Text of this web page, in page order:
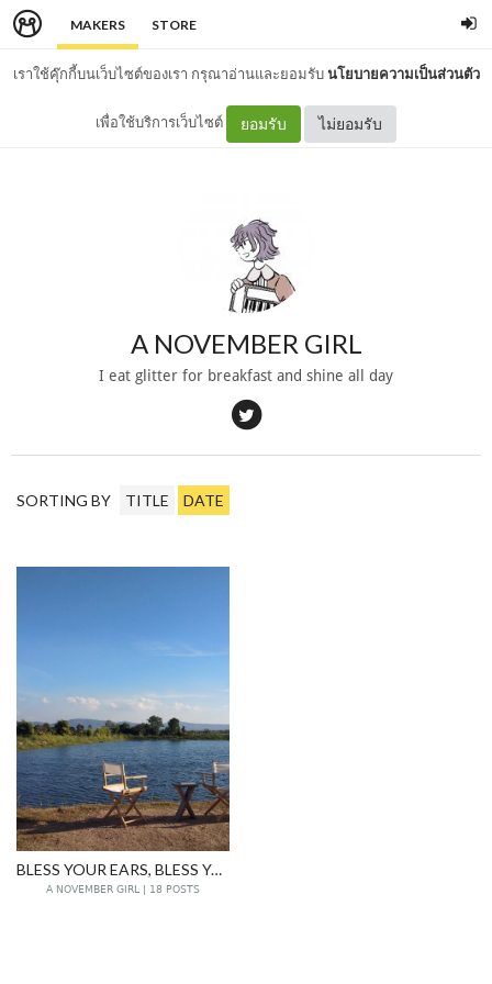
MAKERS STORE
เราใช้คุ๊กกี้บนเว็บไซต์ของเรา กรุณาอ่านและยอมรับนโยบายความเป็นส่วนตัว
เพื่อใช้บริการเว็บไซต์ ยอมรับ ไม่ยอมรับ
A NOVEMBER GIRL
I eat glitter for breakfast and shine all day
SORTING BY TITLE DATE
BLESS YOUR EARS, BLESS YOUR SOUL
A NOVEMBER GIRL | 18 POSTS